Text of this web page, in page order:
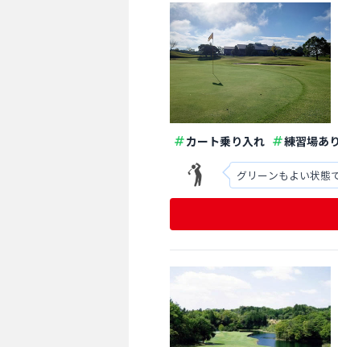
カート乗り入れ 練習場あり
グリーンもよい状態